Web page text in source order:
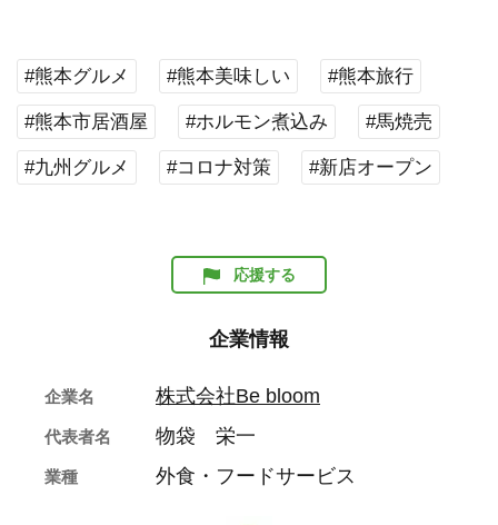
#熊本グルメ #熊本美味しい #熊本旅行
#熊本市居酒屋 #ホルモン煮込み #馬焼売
#九州グルメ #コロナ対策 #新店オープン
応援する
企業情報
企業名 株式会社Be bloom
代表者名 物袋 栄一
業種 外食・フードサービス